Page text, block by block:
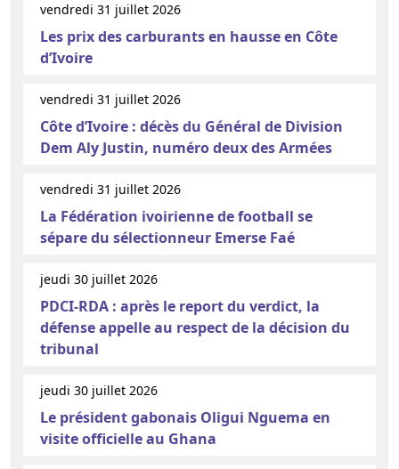
vendredi 31 juillet 2026
Les prix des carburants en hausse en Côte
d’Ivoire
vendredi 31 juillet 2026
Côte d’Ivoire : décès du Général de Division
Dem Aly Justin, numéro deux des Armées
vendredi 31 juillet 2026
La Fédération ivoirienne de football se
sépare du sélectionneur Emerse Faé
jeudi 30 juillet 2026
PDCI-RDA : après le report du verdict, la
défense appelle au respect de la décision du
tribunal
jeudi 30 juillet 2026
Le président gabonais Oligui Nguema en
visite officielle au Ghana